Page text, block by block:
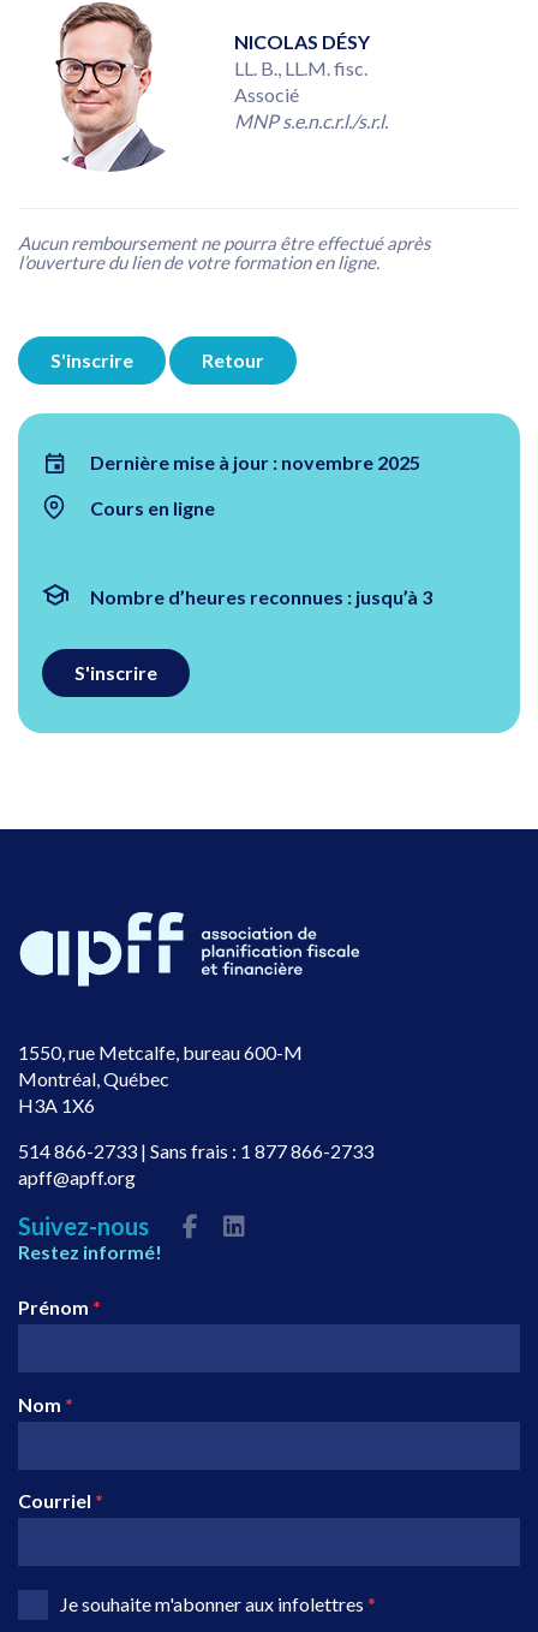
NICOLAS DÉSY
LL. B., LL.M. fisc.
Associé
MNP s.e.n.c.r.l./s.r.l.
Aucun remboursement ne pourra être effectué après
l’ouverture du lien de votre formation en ligne.
S'inscrire Retour
Dernière mise à jour : novembre 2025
Cours en ligne
Nombre d’heures reconnues : jusqu’à 3
S'inscrire
1550, rue Metcalfe, bureau 600-M
Montréal, Québec
H3A 1X6
514 866-2733 | Sans frais : 1 877 866-2733
apff@apff.org
Suivez-nous
Restez informé!
Prénom *
Nom *
Courriel *
Je souhaite m'abonner aux infolettres *